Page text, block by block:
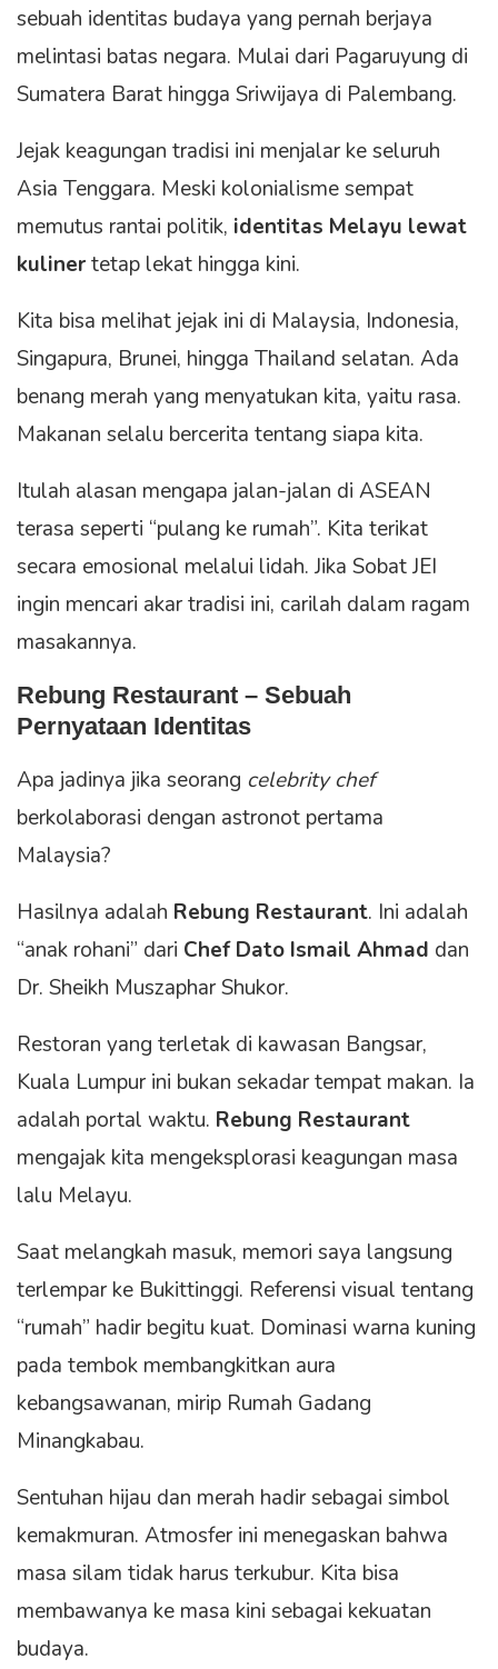
sebuah identitas budaya yang pernah berjaya
melintasi batas negara. Mulai dari Pagaruyung di
Sumatera Barat hingga Sriwijaya di Palembang.
Jejak keagungan tradisi ini menjalar ke seluruh
Asia Tenggara. Meski kolonialisme sempat
memutus rantai politik, identitas Melayu lewat
kulinertetap lekat hingga kini.
Kita bisa melihat jejak ini di Malaysia, Indonesia,
Singapura, Brunei, hingga Thailand selatan. Ada
benang merah yang menyatukan kita, yaitu rasa.
Makanan selalu bercerita tentang siapa kita.
Itulah alasan mengapa jalan-jalan di ASEAN
terasa seperti “pulang ke rumah”. Kita terikat
secara emosional melalui lidah. Jika Sobat JEI
ingin mencari akar tradisi ini, carilah dalam ragam
masakannya.
Rebung Restaurant – Sebuah
Pernyataan Identitas
Apa jadinya jika seorang celebrity chef
berkolaborasi dengan astronot pertama
Malaysia?
Hasilnya adalah Rebung Restaurant. Ini adalah
“anak rohani” dari Chef Dato Ismail Ahmad dan
Dr. Sheikh Muszaphar Shukor.
Restoran yang terletak di kawasan Bangsar,
Kuala Lumpur ini bukan sekadar tempat makan. Ia
adalah portal waktu. Rebung Restaurant
mengajak kita mengeksplorasi keagungan masa
lalu Melayu.
Saat melangkah masuk, memori saya langsung
terlempar ke Bukittinggi. Referensi visual tentang
“rumah” hadir begitu kuat. Dominasi warna kuning
pada tembok membangkitkan aura
kebangsawanan, mirip Rumah Gadang
Minangkabau.
Sentuhan hijau dan merah hadir sebagai simbol
kemakmuran. Atmosfer ini menegaskan bahwa
masa silam tidak harus terkubur. Kita bisa
membawanya ke masa kini sebagai kekuatan
budaya.